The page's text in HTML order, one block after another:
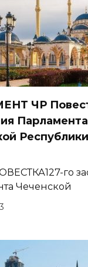
ЧР
Парламента
го
Чеченской